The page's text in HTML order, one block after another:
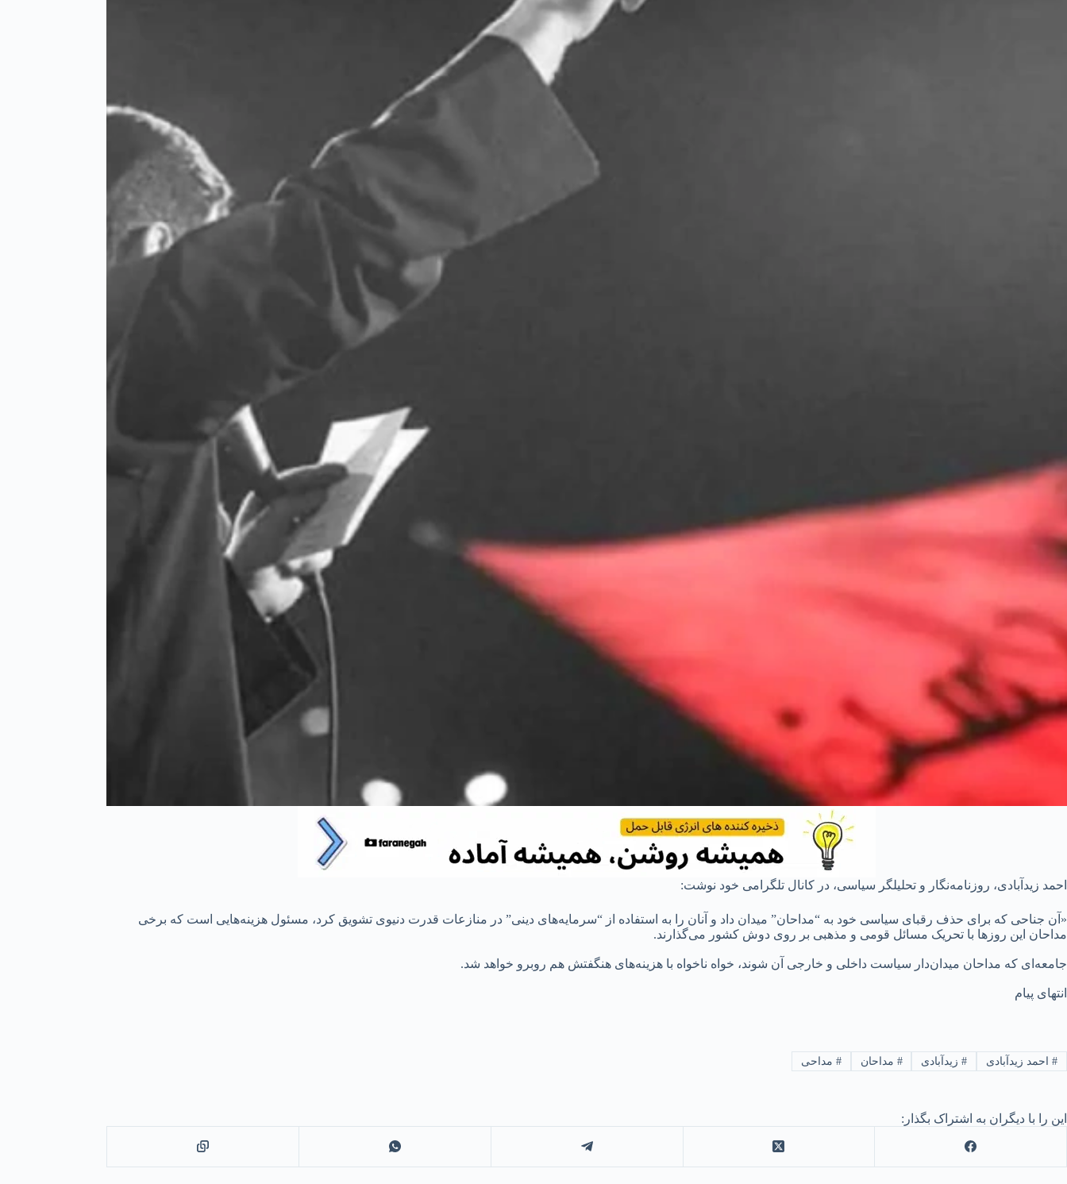
احمد زیدآبادی، روزنامه‌نگار و تحلیلگر سیاسی، در کانال تلگرامی خود نوشت:
«آن جناحی که برای حذف رقبای سیاسی خود به “مداحان” میدان داد و آنان را به استفاده از “سرمایه‌های دینی” در منازعات قدرت دنیوی تشویق کرد، مسئول هزینه‌هایی است که برخی
مداحان این روزها با تحریک مسائل قومی و مذهبی بر روی دوش کشور می‌گذارند.
جامعه‌ای که مداحان میدان‌دار سیاست داخلی و خارجی آن شوند، خواه ناخواه با هزینه‌های هنگفتش هم روبرو خواهد شد.
انتهای پیام
#احمد زیدآبادی #زیدآبادی # مداحان # مداحی
این را با دیگران به اشتراک بگذار: